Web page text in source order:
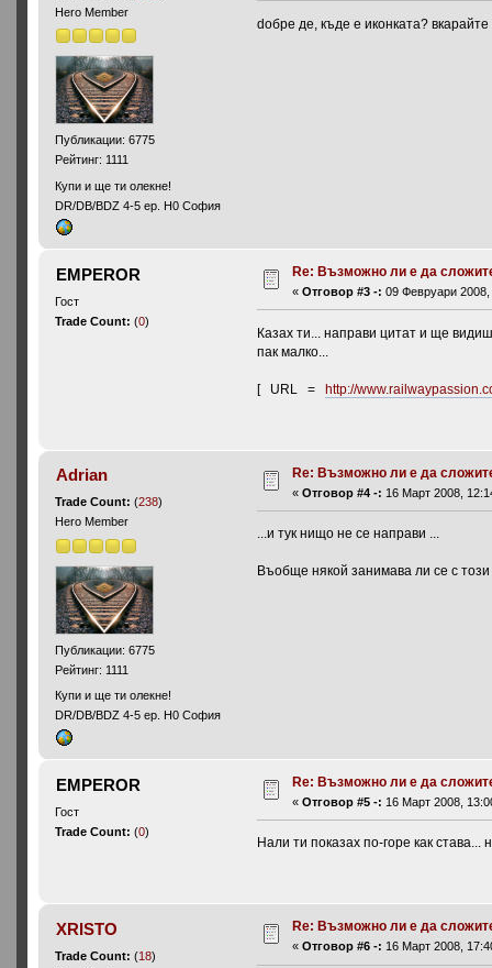
Hero Member
Публикации: 6775
Рейтинг: 1111
Купи и ще ти олекне!
DR/DB/BDZ 4-5 ep. H0 София
doбре де, къде е иконката?
EMPEROR
Гост
Trade Count:(0)
Re: Възможно ли е да
«Отговор #3 -: 09 Февруари
Казах ти... направи цитат и ще
пак малко...
[ URL =http://
Adrian
Trade Count:(238)
Hero Member
Публикации: 6775
Рейтинг: 1111
Купи и ще ти олекне!
DR/DB/BDZ 4-5 ep. H0 София
Re: Възможно ли е да
«Отговор #4 -: 16 Март 2008,
...и тук нищо не се направи ...
Въобще някой занимава ли се с
EMPEROR
Гост
Trade Count:(0)
Re: Възможно ли е да
«Отговор #5 -: 16 Март 2008,
Нали ти показах по-горе как става...
XRISTO
Trade Count:(18)
Re: Възможно ли е да
«Отговор #6 -: 16 Март 2008,